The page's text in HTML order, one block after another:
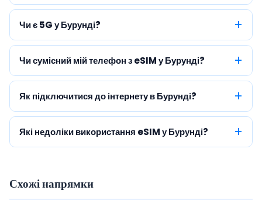
Чи є 5G у Бурунді?
Чи сумісний мій телефон з eSIM у Бурунді?
Як підключитися до інтернету в Бурунді?
Які недоліки використання eSIM у Бурунді?
Схожі напрямки